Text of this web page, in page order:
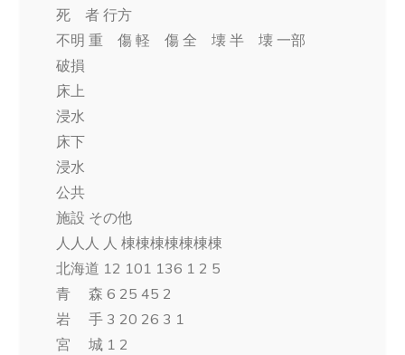
死 者 行方
不明 重 傷 軽 傷 全 壊 半 壊 一部
破損
床上
浸水
床下
浸水
公共
施設 その他
人人人 人 棟棟棟棟棟棟棟
北海道 12 101 136 1 2 5
青 森 6 25 45 2
岩 手 3 20 26 3 1
宮 城 1 2